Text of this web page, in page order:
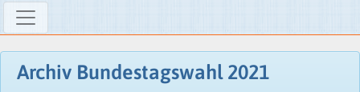
Archiv Bundestagswahl 2021